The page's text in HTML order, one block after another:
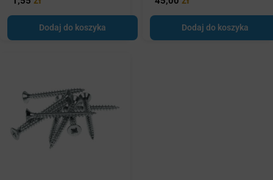
Dodaj do koszyka Dodaj do koszyka